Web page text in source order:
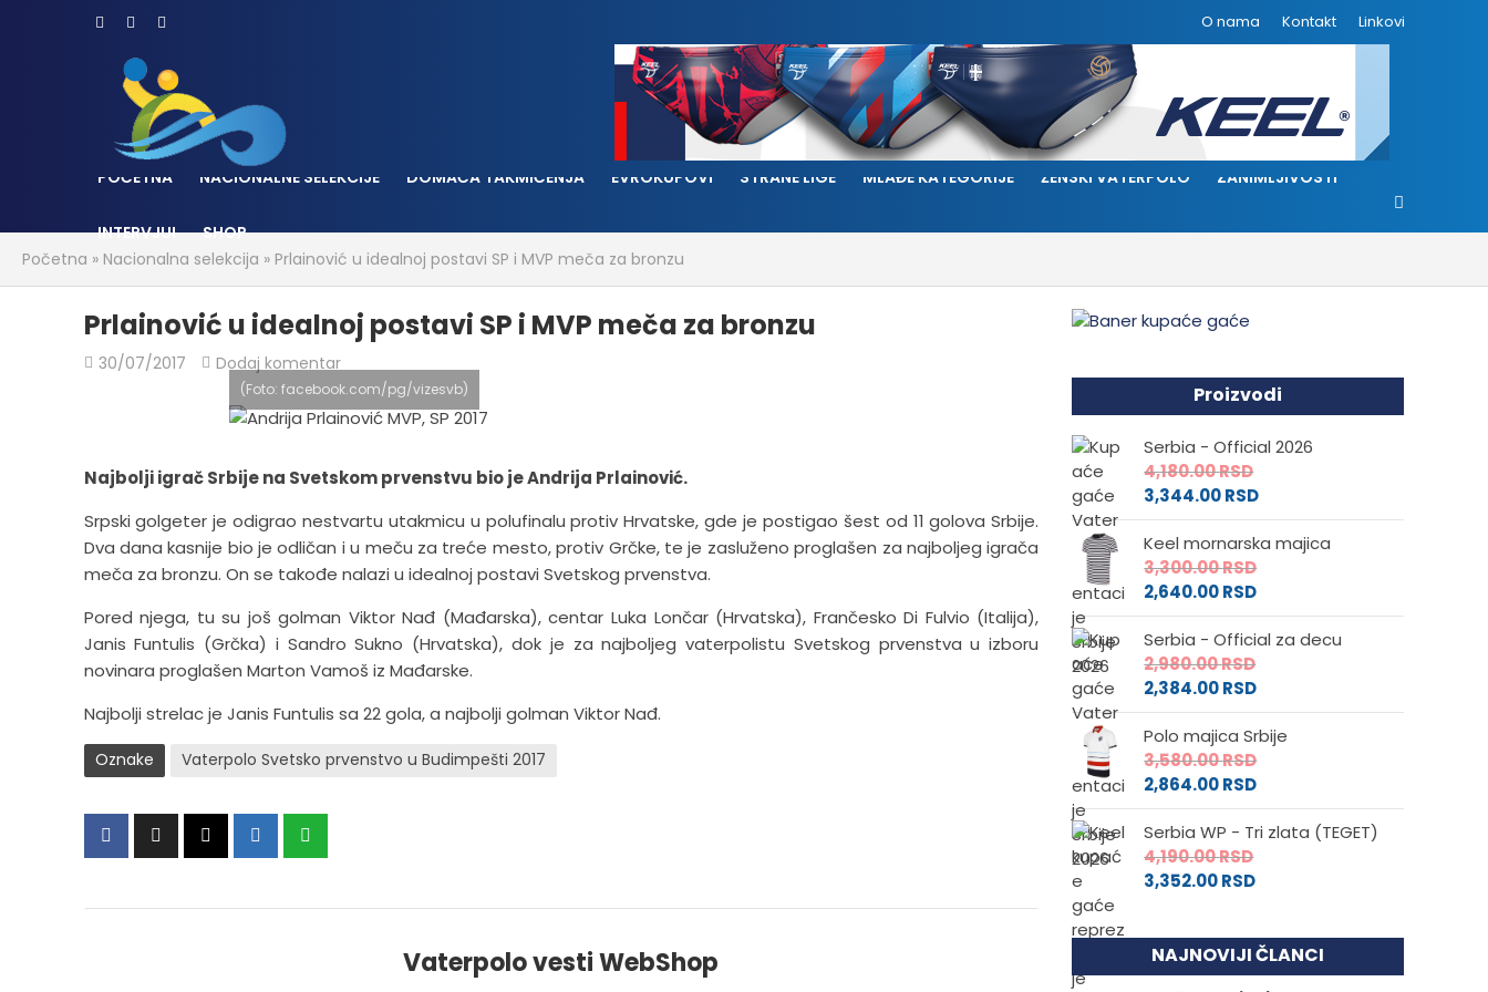
O nama Kontakt Linkovi
POČETNA NACIONALNE SELEKCIJE DOMAĆA TAKMIČENJA EVROKUPOVI STRANE LIGE MLAĐE KATEGORIJE ŽENSKI VATERPOLO ZANIMLJIVOSTI
INTERVJUI
SHOP
Početna » Nacionalna selekcija » Prlainović u idealnoj postavi SP i MVP meča za bronzu
Prlainović u idealnoj postavi SP i MVP meča za bronzu
30/07/2017 Dodaj komentar
(Foto: facebook.com/pg/vizesvb)
Najbolji igrač Srbije na Svetskom prvenstvu bio je Andrija Prlainović.
Srpski golgeter je odigrao nestvartu utakmicu u polufinalu protiv Hrvatske, gde je postigao šest od 11 golova Srbije.
Dva dana kasnije bio je odličan i u meču za treće mesto, protiv Grčke, te je zasluženo proglašen za najboljeg igrača
meča za bronzu. On se takođe nalazi u idealnoj postavi Svetskog prvenstva.
Pored njega, tu su još golman Viktor Nađ (Mađarska), centar Luka Lončar (Hrvatska), Frančesko Di Fulvio (Italija),
Janis Funtulis (Grčka) i Sandro Sukno (Hrvatska), dok je za najboljeg vaterpolistu Svetskog prvenstva u izboru
novinara proglašen Marton Vamoš iz Mađarske.
Najbolji strelac je Janis Funtulis sa 22 gola, a najbolji golman Viktor Nađ.
Oznake Vaterpolo Svetsko prvenstvo u Budimpešti 2017
Vaterpolo vesti WebShop
Proizvodi
Serbia - Official 2026
4,180.00RSD
3,344.00RSD
Keel mornarska majica
3,300.00RSD
2,640.00RSD
Serbia - Official za decu
2,980.00RSD
2,384.00RSD
Polo majica Srbije
3,580.00RSD
2,864.00RSD
Serbia WP - Tri zlata (TEGET)
4,190.00RSD
3,352.00RSD
NAJNOVIJI ČLANCI